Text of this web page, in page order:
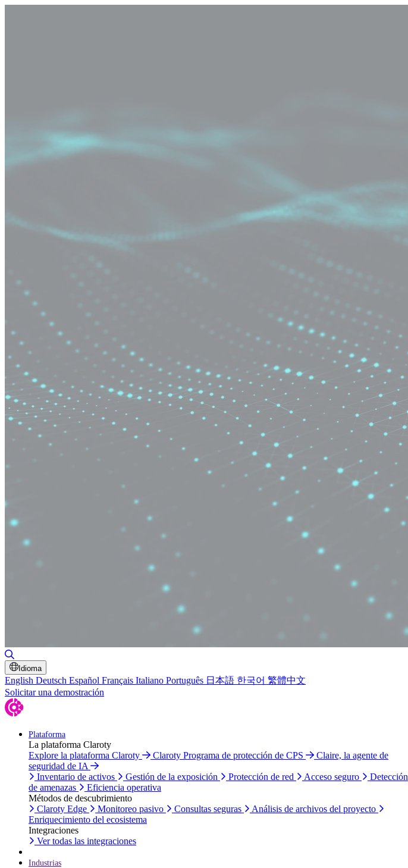
Idioma
English Deutsch Español Français Italiano Português 日本語 한국어 繁體中文
Solicitar una demostración
Plataforma
La plataforma Claroty
Explore la plataforma Claroty
Claroty Programa de protección de CPS
Claire, la agente de
seguridad de IA
Inventario de activos
Gestión de la exposición Protección de red Acceso seguro
Detección
de amenazas
Eficiencia operativa
Métodos de descubrimiento
Claroty Edge
Monitoreo pasivo Consultas seguras
Análisis de archivos del proyecto
Enriquecimiento del ecosistema
Integraciones
Ver todas las integraciones
Industrias